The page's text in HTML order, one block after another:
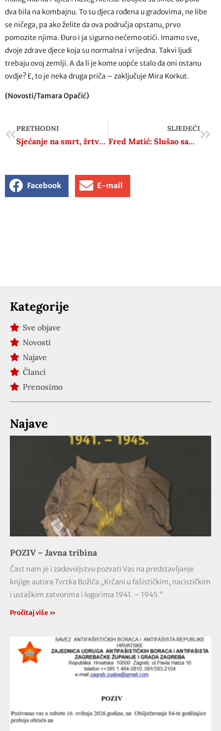
dva bila na kombajnu. To su djeca rođena u gradovima, ne libe
se ničega, pa ako želite da ova područja opstanu, prvo
pomozite njima. Đuro i ja sigurno nećemo otići. Imamo sve,
dvoje zdrave djece koja su normalna i vrijedna. Takvi ljudi
trebaju ovoj zemlji. A da li je kome uopće stalo da oni ostanu
ovdje? E, to je neka druga priča – zaključuje Mira Korkut.
(Novosti/Tamara Opačić)
PRETHODNI
Sjećanje na smrt, žrtvu i rat izaziva tugu, a ne ponos
SLJEDEĆI
Fred Matić: Slušao sam maloprije Banožića, za njega je i Mijo Crnoja doktor znanosti
Facebook E-mail
Kategorije
Sve objave
Novosti
Najave
Članci
Prenosimo
Najave
POZIV – Javna tribina
Čast nam je i zadovoljstvo pozvati Vas na predstavljanje
knjige autora Tvrtka Božića „Krčani u fašističkim, nacističkim
i ustaškim zatvorima i logorima 1941. – 1945.“
Pročitaj više »